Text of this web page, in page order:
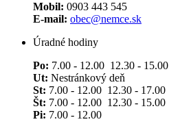
Mobil: 0903 443 545
E-mail: obec@nemce.sk
Úradné hodiny
Po: 7.00 - 12.00 12.30 - 15.00
Ut: Nestránkový deň
St: 7.00 - 12.00 12.30 - 17.00
Št: 7.00 - 12.00 12.30 - 15.00
Pi: 7.00 - 12.00